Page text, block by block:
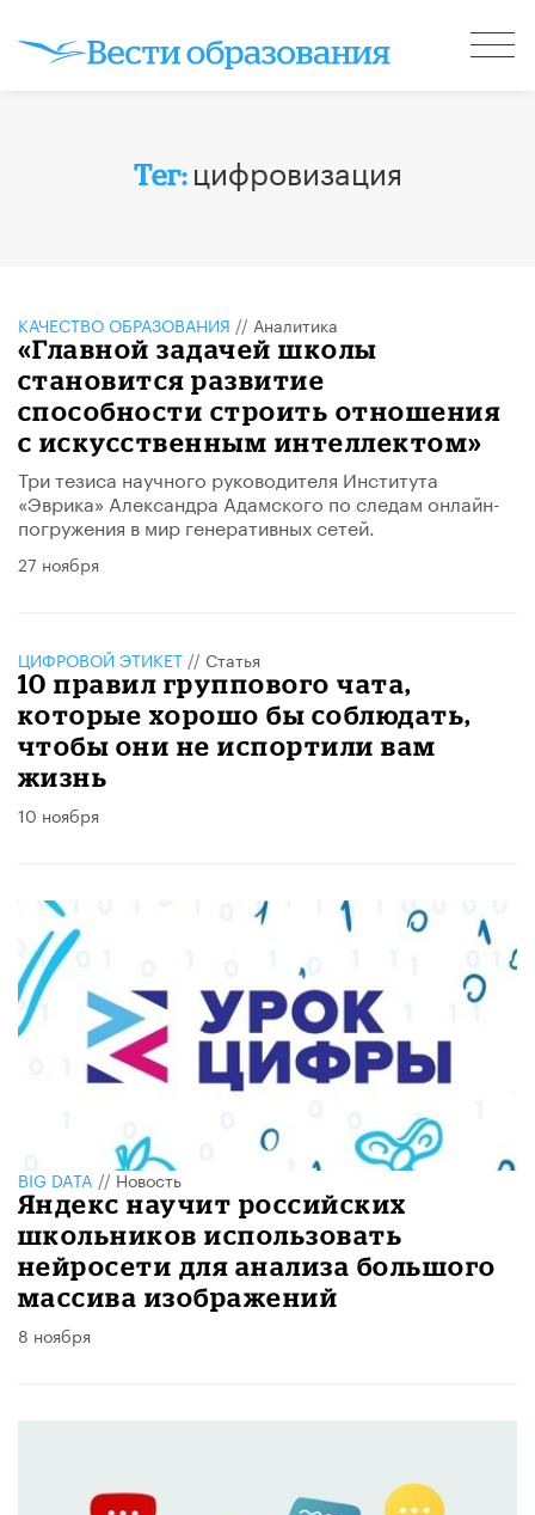
Тег: цифровизация
КАЧЕСТВО ОБРАЗОВАНИЯ // Аналитика
«Главной задачей школы
становится развитие
способности строить отношения
с искусственным интеллектом»
Три тезиса научного руководителя Института
«Эврика» Александра Адамского по следам онлайн-
погружения в мир генеративных сетей.
27 ноября
ЦИФРОВОЙ ЭТИКЕТ // Статья
10 правил группового чата,
которые хорошо бы соблюдать,
чтобы они не испортили вам
жизнь
10 ноября
BIG DATA //Новость
Яндекс научит российских
школьников использовать
нейросети для анализа большого
массива изображений
8 ноября